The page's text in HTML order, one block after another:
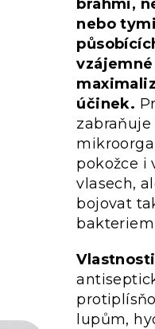
brahmi,
nebo
účinek.
pokožce i
vlasech,
bojovat
lupům,